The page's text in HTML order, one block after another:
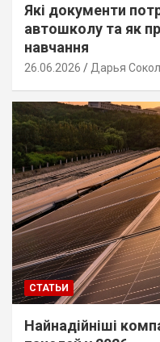
Які документи
автошколу та як
навчання
26.06.2026 Дарья
СТАТЬИ
Найнадійніші